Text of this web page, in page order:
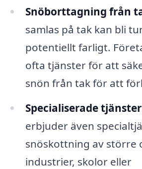
Snöborttagning från
samlas på tak kan bli
potentiellt farligt.
ofta tjänster för att
snön från tak för att
Specialiserade
erbjuder även
snöskottning av större
industrier, skolor eller